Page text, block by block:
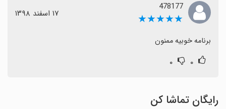
478177
★★★★★ ١٧ اسفند ١٣٩٨
برنامه خوبیه ممنون
۰ ۰
رایگان تماشا کن